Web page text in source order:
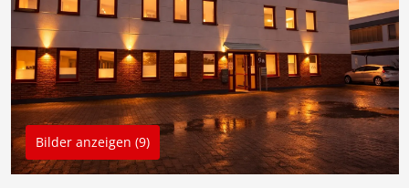
Bilder anzeigen (9)